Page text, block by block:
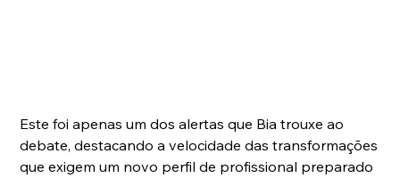
Este foi apenas um dos alertas que Bia trouxe ao
debate, destacando a velocidade das transformações
que exigem um novo perfil de profissional preparado